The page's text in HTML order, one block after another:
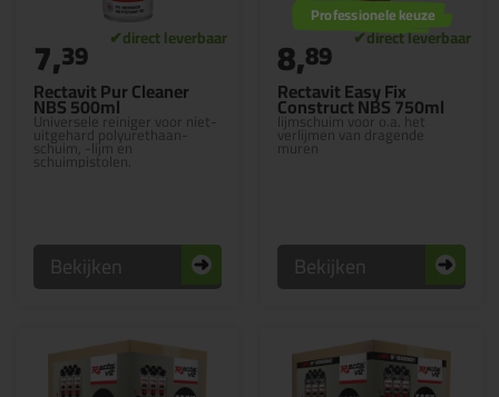
Rectavit Pur Cleaner
NBS 500ml
Universele reiniger voor niet-
uitgehard polyurethaan-
schuim, -lijm en
schuimpistolen.
7,39
Bekijken
Rectavit Easy Fix
Construct NBS 750ml
lijmschuim voor o.a. het
verlijmen van dragende
muren
Professionele keuze
8,89
Bekijken